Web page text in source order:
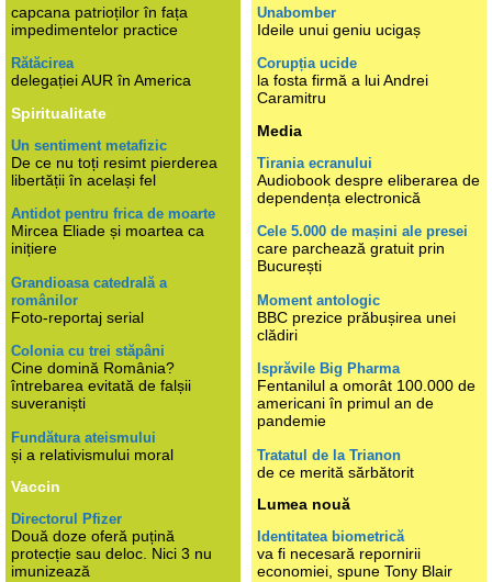
capcana patrioților în fața
impedimentelor practice
Rătăcirea
delegației AUR în America
Spiritualitate
Un sentiment metafizic
De ce nu toți resimt pierderea
libertății în același fel
Antidot pentru frica de moarte
Mircea Eliade și moartea ca
inițiere
Grandioasa catedrală a
românilor
Foto-reportaj serial
Colonia cu trei stăpâni
Cine domină România?
întrebarea evitată de falșii
suveraniști
Fundătura ateismului
și a relativismului moral
Vaccin
Directorul Pfizer
Două doze oferă puțină
protecție sau deloc. Nici 3 nu
imunizează
Unabomber
Ideile unui geniu ucigaș
Corupția ucide
la fosta firmă a lui Andrei
Caramitru
Media
Tirania ecranului
Audiobook despre eliberarea de
dependența electronică
Cele 5.000 de mașini ale presei
care parchează gratuit prin
București
Moment antologic
BBC prezice prăbușirea unei
clădiri
Isprăvile Big Pharma
Fentanilul a omorât 100.000 de
americani în primul an de
pandemie
Tratatul de la Trianon
de ce merită sărbătorit
Lumea nouă
Identitatea biometrică
va fi necesară repornirii
economiei, spune Tony Blair